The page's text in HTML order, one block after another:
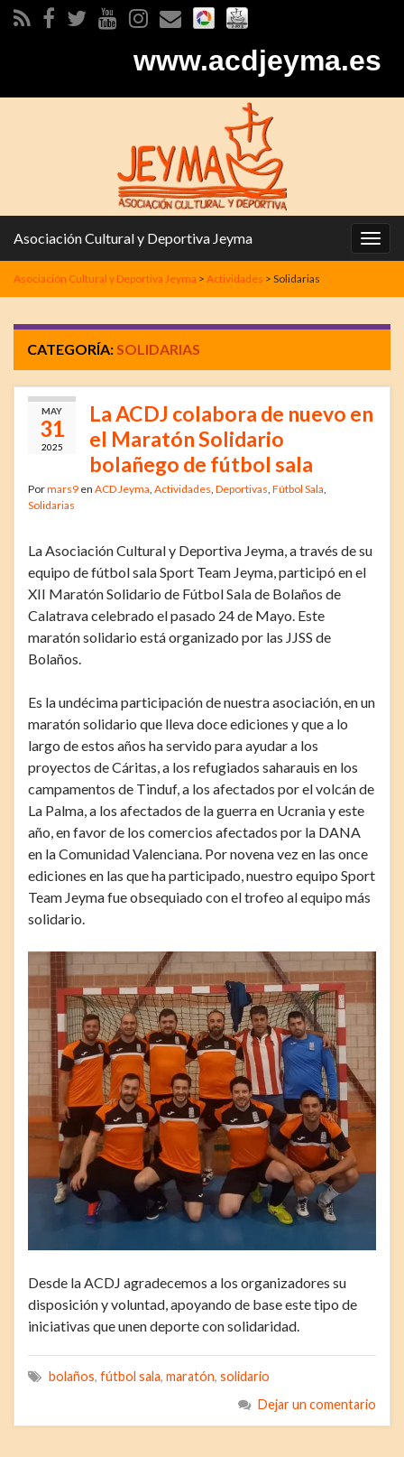
www.acdjeyma.es
la
Asociación Cultural y Deportiva Jeyma
Asociación Cultural y Deportiva Jeyma > Actividades > Solidarias
CATEGORÍA: SOLIDARIAS
MAY
31
2025
La ACDJ colabora de nuevo en
el Maratón Solidario
bolañego de fútbol sala
Pormars9 en ACD Jeyma Actividades Deportivas Fútbol Sala
Solidarias
La Asociación Cultural y Deportiva Jeyma, a través de su
equipo de fútbol sala Sport Team Jeyma, participó en el
XII Maratón Solidario de Fútbol Sala de Bolaños de
Calatrava celebrado el pasado 24 de Mayo. Este
maratón solidario está organizado por las JJSS de
Bolaños.
Es la undécima participación de nuestra asociación, en un
maratón solidario que lleva doce ediciones y que a lo
largo de estos años ha servido para ayudar a los
proyectos de Cáritas, a los refugiados saharauis en los
campamentos de Tinduf, a los afectados por el volcán de
La Palma, a los afectados de la guerra en Ucrania y este
año, en favor de los comercios afectados por la DANA
en la Comunidad Valenciana. Por novena vez en las once
ediciones en las que ha participado, nuestro equipo Sport
Team Jeyma fue obsequiado con el trofeo al equipo más
solidario.
Desde la ACDJ agradecemos a los organizadores su
disposición y voluntad, apoyando de base este tipo de
iniciativas que unen deporte con solidaridad.
bolaños, fútbol sala, maratón, solidario
Dejar un comentario